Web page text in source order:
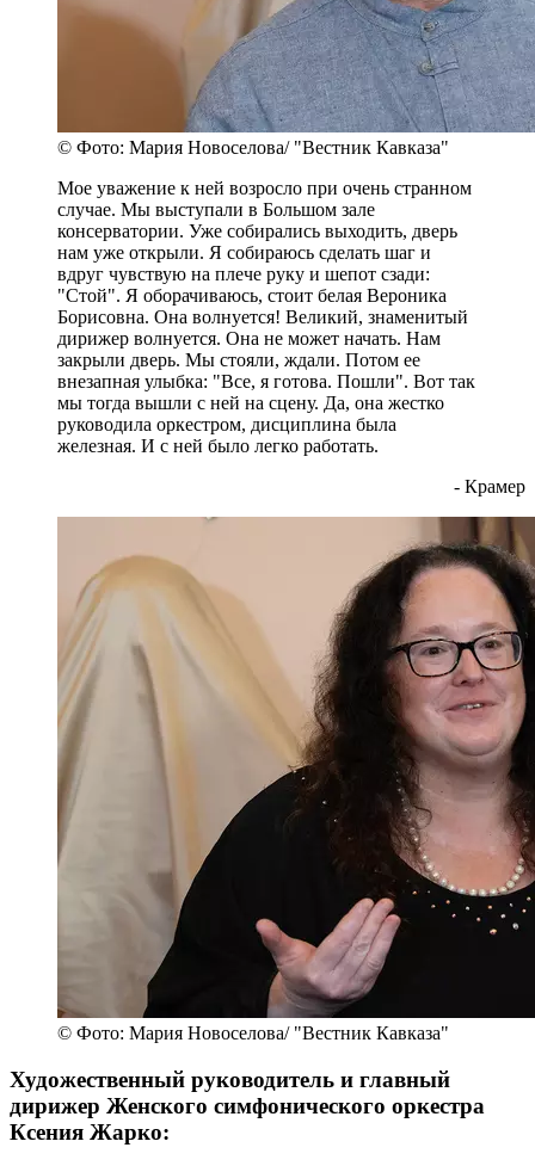
© Фото: Мария Новоселова/ "Вестник Кавказа"
Мое уважение к ней возросло при очень странном
случае. Мы выступали в Большом зале
консерватории. Уже собирались выходить, дверь
нам уже открыли. Я собираюсь сделать шаг и
вдруг чувствую на плече руку и шепот сзади:
"Стой". Я оборачиваюсь, стоит белая Вероника
Борисовна. Она волнуется! Великий, знаменитый
дирижер волнуется. Она не может начать. Нам
закрыли дверь. Мы стояли, ждали. Потом ее
внезапная улыбка: "Все, я готова. Пошли". Вот так
мы тогда вышли с ней на сцену. Да, она жестко
руководила оркестром, дисциплина была
железная. И с ней было легко работать.
- Крамер
© Фото: Мария Новоселова/ "Вестник Кавказа"
Художественный руководитель и главный
дирижер Женского симфонического оркестра
Ксения Жарко: